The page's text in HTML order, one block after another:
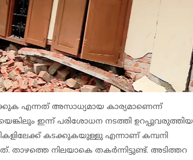
എന്നത് അസാധ്യമായ കാര്യമാണെന്ന്
ഇന്ന് പരിശോധന നടത്തി ഉറപ്പുവരുത്തിയ
കടക്കുകയുള്ളു എന്നാണ് കമ്പനി
താഴത്തെ നിലയാകെ തകർന്നിട്ടുണ്ട്. അടിത്തറ